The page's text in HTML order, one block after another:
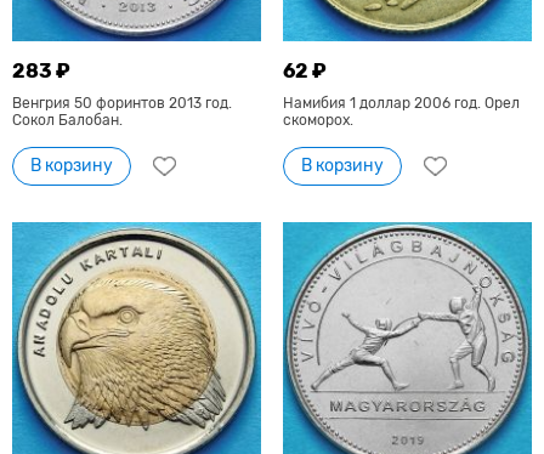
283 ₽
Венгрия 50 форинтов 2013 год.
Сокол Балобан.
В корзину
62 ₽
Намибия 1 доллар 2006 год. Орел
скоморох.
В корзину